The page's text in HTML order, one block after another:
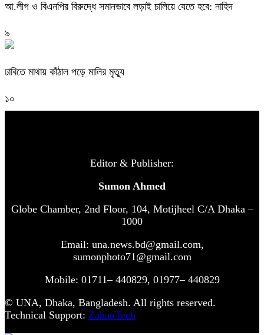
আ.লীগ ও বিএনপির বিরুদ্ধে সমানভাবে লড়াই চালিয়ে যেতে হবে: নাহিদ
৯
ঢাবিতে মাথায় কাঁঠাল পড়ে মালির মৃত্যু
১০
Editor & Publisher:
Sumon Ahmed
Globe Chamber, 2nd Floor, 104, Motijheel C/A Dhaka –
1000
Email: una.news.bd@gmail.com,
sumonphoto71@gmail.com
Mobile: 01711– 440829, 01977– 440829
© UNA, Dhaka, Bangladesh. All rights reserved.
Technical Support: ZahanTech